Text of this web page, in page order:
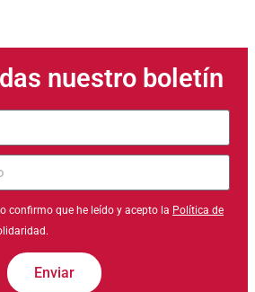
nuestro boletín
confirmo que he leído y acepto la Política de
Enviar